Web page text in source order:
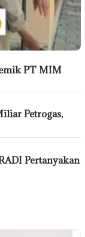
PT MIM
Petrogas,
Pertanyakan